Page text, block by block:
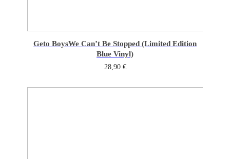
Geto BoysWe Can’t Be Stopped (Limited Edition
Blue Vinyl)
28,90 €